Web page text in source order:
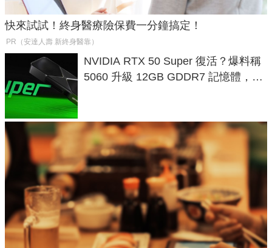
快來試試！終身醫療險保費一分鐘搞定！
PR（安達人壽 新終身醫靠）
NVIDIA RTX 50 Super 復活？爆料稱
5060 升級 12GB GDDR7 記憶體，這